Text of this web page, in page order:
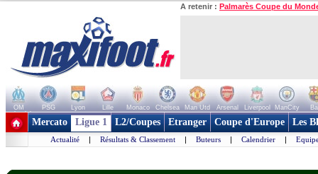
A retenir : Palmarès Coupe du
OM PSG Lyon Lille Monaco Chelsea Man Utd Arsenal Liverpool ManCity
+ de clubs
Mercato Ligue 1 L2/Coupes Etranger Coupe d'Europe Les
Actualité | Résultats & Classement | Buteurs | Calendrier |